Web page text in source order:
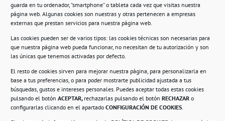
guarda en tu ordenador, “smartphone” o tableta cada vez que visitas nuestra
página web. Algunas cookies son nuestras y otras pertenecen a empresas
externas que prestan servicios para nuestra página web.
Las cookies pueden ser de varios tipos: las cookies técnicas son necesarias para
que nuestra página web pueda funcionar, no necesitan de tu autorización y son
las únicas que tenemos activadas por defecto.
El resto de cookies sirven para mejorar nuestra página, para personalizarla en
base a tus preferencias, o para poder mostrarte publicidad ajustada a tus
búsquedas, gustos e intereses personales. Puedes aceptar todas estas cookies
pulsando el botón ACEPTAR, rechazarlas pulsando el botón RECHAZAR o
configurarlas clicando en el apartado CONFIGURACIÓN DE COOKIES.
Información
Compromiso con la protección de datos
Política de Cookies.